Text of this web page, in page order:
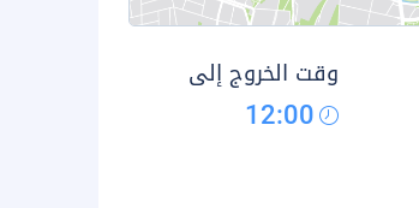
وقت الخروج إلى
12:00